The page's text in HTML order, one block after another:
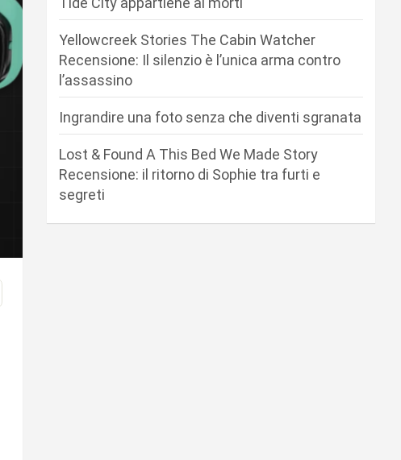
Yellowcreek Stories The Cabin Watcher
Recensione: Il silenzio è l’unica arma contro
l’assassino
Ingrandire una foto senza che diventi sgranata
Lost & Found A This Bed We Made Story
Recensione: il ritorno di Sophie tra furti e
segreti